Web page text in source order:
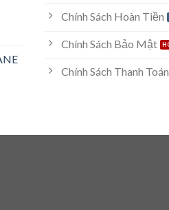
Chính Sách Hoàn Tiền
Chính Sách Bảo Mật
Chính Sách Thanh Toán